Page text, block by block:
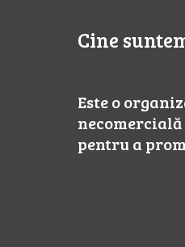
Cine
Este o
pentru a